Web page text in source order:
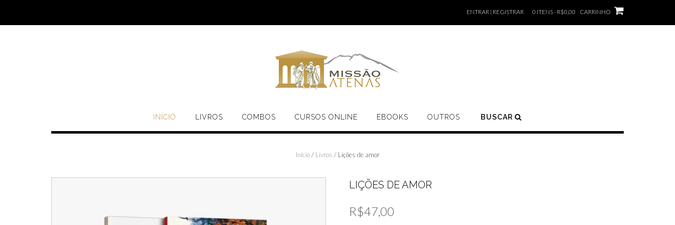
ENTRAR | REGISTRAR 0 ITENS - R$0,00 CARRINHO
INÍCIO LIVROS COMBOS CURSOS ONLINE EBOOKS OUTROS BUSCAR
Início/ Livros / Lições de amor
LIÇÕES DE AMOR
R$47,00